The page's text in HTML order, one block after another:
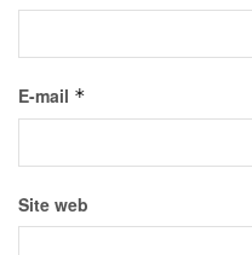
E-mail *
Site web